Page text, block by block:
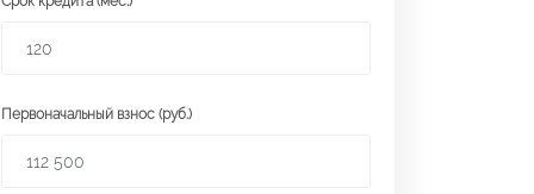
Первоначальный взнос (руб.)